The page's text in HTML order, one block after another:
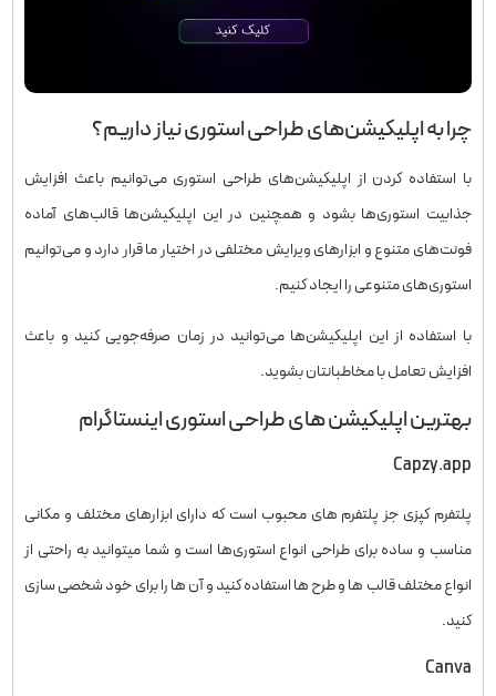
چرا به اپلیکیشن‌های طراحی استوری نیاز داریم؟
با استفاده کردن از اپلیکیشن‌های طراحی استوری می‌توانیم باعث افزایش
جذابیت استوری‌ها بشود و همچنین در این اپلیکیشن‌ها قالب‌های آماده
فونت‌های متنوع و ابزارهای ویرایش مختلفی در اختیار ما قرار دارد و می‌توانیم
استوری‌های متنوعی را ایجاد کنیم.
با استفاده از این اپلیکیشن‌ها می‌توانید در زمان صرفه‌جویی کنید و باعث
افزایش تعامل با مخاطبانتان بشوید.
بهترین اپلیکیشن های طراحی استوری اینستاگرام
Capzy.app
پلتفرم کپزی جز پلتفرم های محبوب است که دارای ابزارهای مختلف و مکانی
مناسب و ساده برای طراحی انواع استوری‌ها است و شما میتوانید به راحتی از
انواع مختلف قالب ها و طرح ها استفاده کنید و آن ها را برای خود شخصی سازی
کنید.
Canva